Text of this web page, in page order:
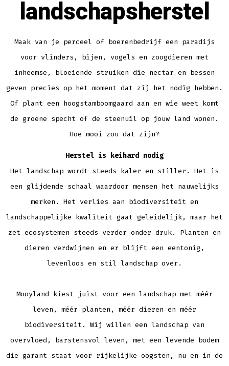
landschapsherstel
Maak van je perceel of boerenbedrijf een paradijs
voor vlinders, bijen, vogels en zoogdieren met
inheemse, bloeiende struiken die nectar en bessen
geven precies op het moment dat zij het nodig hebben.
Of plant een hoogstamboomgaard aan en wie weet komt
de groene specht of de steenuil op jouw land wonen.
Hoe mooi zou dat zijn?
Herstel is keihard nodig
Het landschap wordt steeds kaler en stiller. Het is
een glijdende schaal waardoor mensen het nauwelijks
merken. Het verlies aan biodiversiteit en
landschappelijke kwaliteit gaat geleidelijk, maar het
zet ecosystemen steeds verder onder druk. Planten en
dieren verdwijnen en er blijft een eentonig,
levenloos en stil landschap over.
Mooyland kiest juist voor een landschap met méér
leven, méér planten, méér dieren en méér
biodiversiteit. Wij willen een landschap van
overvloed, barstensvol leven, met een levende bodem
die garant staat voor rijkelijke oogsten, nu en in de